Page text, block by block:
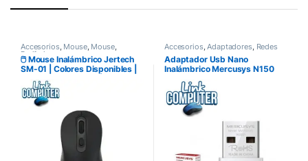
Accesorios, Mouse, Mouse,
Perifericos
🖱️ Mouse Inalámbrico Jertech
SM-01 | Colores Disponibles |
Receptor USB Nano |
Silencioso y Compacto | Ideal
para Laptop y Viaje
Accesorios,Adaptadores, Redes
Adaptador Usb Nano
Inalámbrico Mercusys N150
Wifi 150Mbps